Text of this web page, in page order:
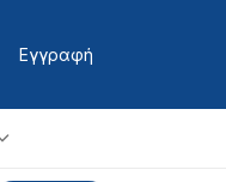
Εγγραφή